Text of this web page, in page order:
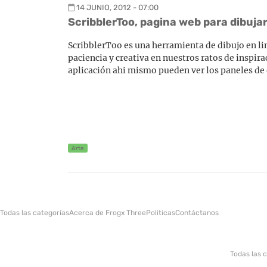
14 JUNIO, 2012 - 07:00
ScribblerToo, pagina web para
ScribblerToo es una herramienta de dibujo en
paciencia y creativa en nuestros ratos de
aplicación ahi mismo pueden ver los paneles
Arte
Todas las categoríasAcerca de Frogx ThreePoliticasContáctanos
Todas las